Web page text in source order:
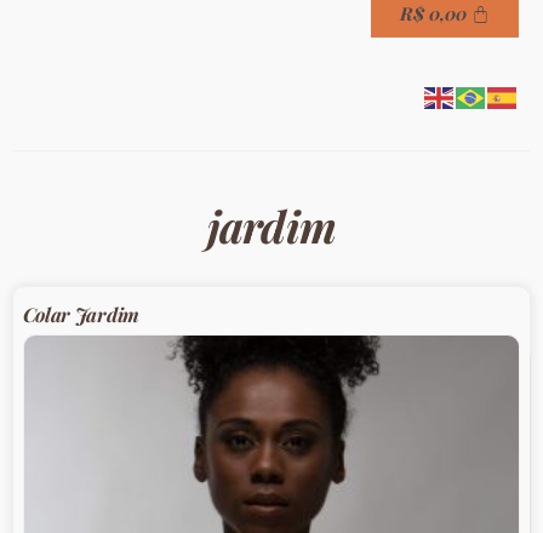
R$0,00
jardim
Colar Jardim